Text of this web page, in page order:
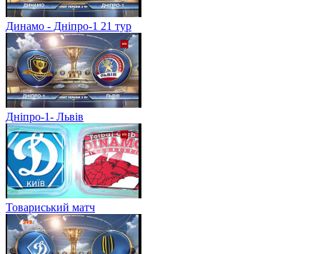
Динамо - Дніпро-1 21 тур
Дніпро-1- Львів
Товариський матч